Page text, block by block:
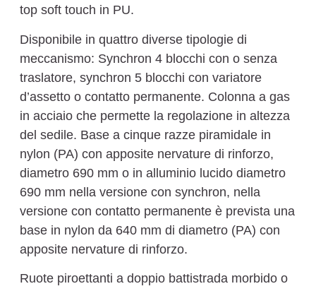
top soft touch in PU.
Disponibile in quattro diverse tipologie di
meccanismo: Synchron 4 blocchi con o senza
traslatore, synchron 5 blocchi con variatore
d’assetto o contatto permanente. Colonna a gas
in acciaio che permette la regolazione in altezza
del sedile. Base a cinque razze piramidale in
nylon (PA) con apposite nervature di rinforzo,
diametro 690 mm o in alluminio lucido diametro
690 mm nella versione con synchron, nella
versione con contatto permanente è prevista una
base in nylon da 640 mm di diametro (PA) con
apposite nervature di rinforzo.
Ruote piroettanti a doppio battistrada morbido o